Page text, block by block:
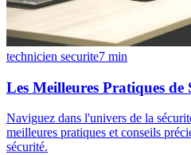
technicien securite7 min
Les Meilleures Pratiques de
Naviguez dans l'univers de la
meilleures pratiques et conseils
sécurité.